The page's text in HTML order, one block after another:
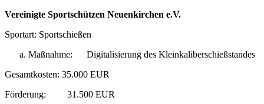
Vereinigte Sportschützen Neuenkirchen e.V.
Sportart: Sportschießen
Maßnahme: Digitalisierung des Kleinkaliberschießstandes
Gesamtkosten: 35.000 EUR
Förderung: 31.500 EUR